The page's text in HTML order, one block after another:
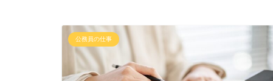
公務員の仕事